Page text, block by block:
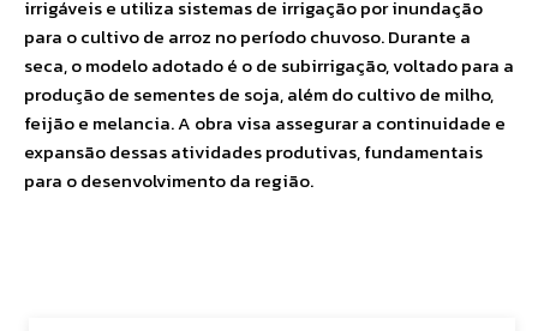
irrigáveis e utiliza sistemas de irrigação por inundação
para o cultivo de arroz no período chuvoso. Durante a
seca, o modelo adotado é o de subirrigação, voltado para a
produção de sementes de soja, além do cultivo de milho,
feijão e melancia. A obra visa assegurar a continuidade e
expansão dessas atividades produtivas, fundamentais
para o desenvolvimento da região.